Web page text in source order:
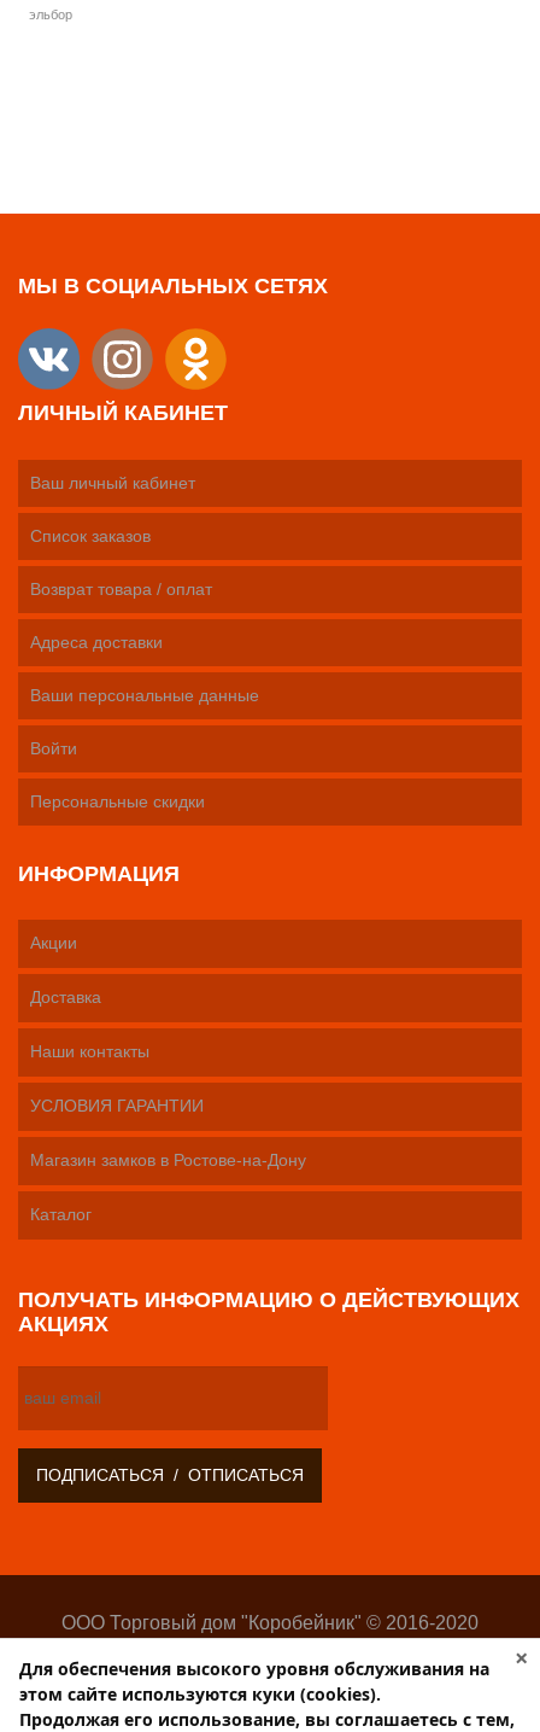
эльбор
МЫ В СОЦИАЛЬНЫХ СЕТЯХ
ЛИЧНЫЙ КАБИНЕТ
Ваш личный кабинет
Список заказов
Возврат товара / оплат
Адреса доставки
Ваши персональные данные
Войти
Персональные скидки
ИНФОРМАЦИЯ
Акции
Доставка
Наши контакты
УСЛОВИЯ ГАРАНТИИ
Магазин замков в Ростове-на-Дону
Каталог
ПОЛУЧАТЬ ИНФОРМАЦИЮ О ДЕЙСТВУЮЩИХ
АКЦИЯХ
ООО Торговый дом "Коробейник" © 2016-2020
изделий
Разработка:Web-студия Websilon
×
Для обеспечения высокого уровня обслуживания на
этом сайте используются куки (cookies).
Продолжая его использование, вы соглашаетесь с тем,